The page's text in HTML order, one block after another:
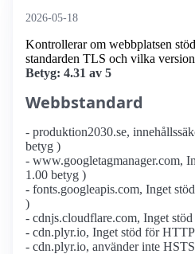
2026-05-18
Kontrollerar om webbplatsen
standarden TLS och vilka
Betyg: 4.31 av 5
Webbstandard
- produktion2030.se,
betyg )
- www.googletagmanager.com,
1.00 betyg )
- fonts.googleapis.com, Inget
)
- cdnjs.cloudflare.com, Inget
- cdn.plyr.io, Inget stöd för
- cdn.plyr.io, använder inte